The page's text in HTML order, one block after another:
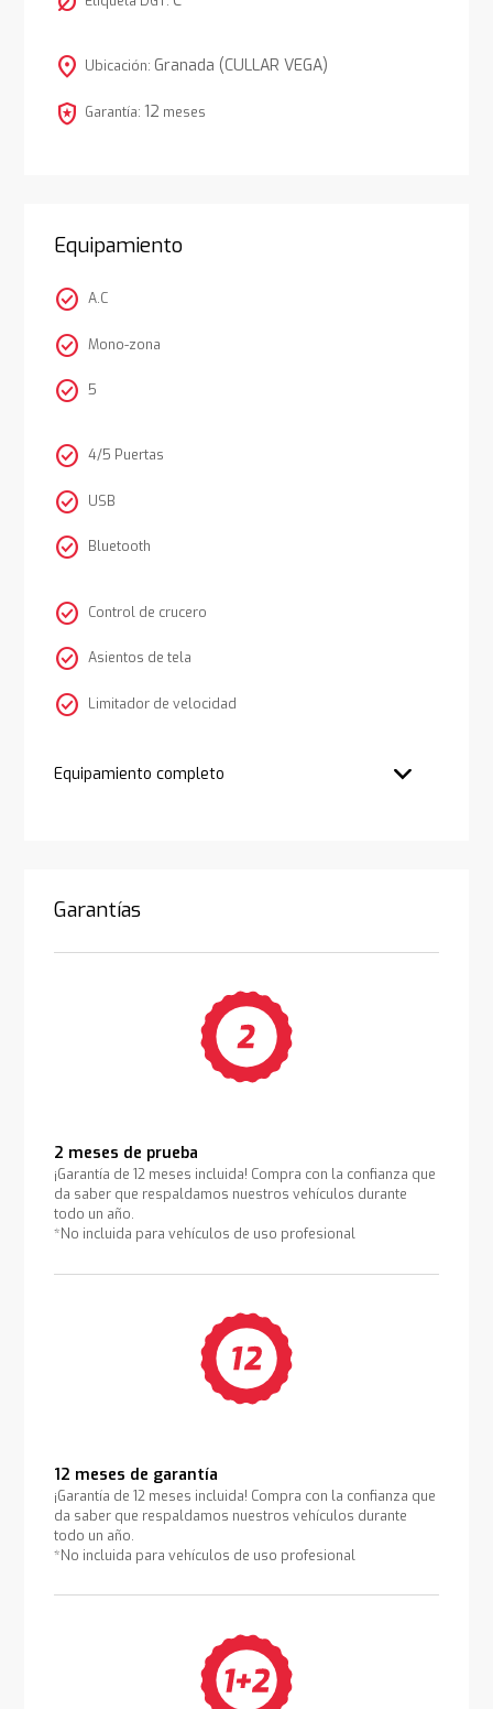
location_on Ubicación: Granada (CULLAR VEGA)
local_police Garantía: 12 meses
Equipamiento
check_circle A.C
check_circle Mono-zona
check_circle 5
check_circle 4/5 Puertas
check_circle USB
check_circle Bluetooth
check_circle Control de crucero
check_circle Asientos de tela
check_circle Limitador de velocidad
Equipamiento completo
Garantías
2 meses de prueba
¡Garantía de 12 meses incluida! Compra con la confianza que
da saber que respaldamos nuestros vehículos durante
todo un año.
*No incluida para vehículos de uso profesional
12 meses de garantía
¡Garantía de 12 meses incluida! Compra con la confianza que
da saber que respaldamos nuestros vehículos durante
todo un año.
*No incluida para vehículos de uso profesional